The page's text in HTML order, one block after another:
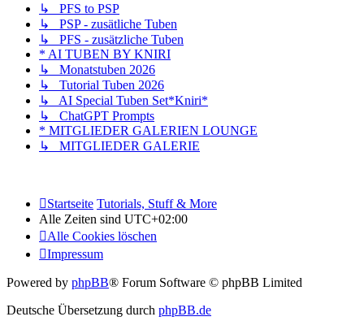
↳ PFS to PSP
↳ PSP - zusätliche Tuben
↳ PFS - zusätzliche Tuben
* AI TUBEN BY KNIRI
↳ Monatstuben 2026
↳ Tutorial Tuben 2026
↳ AI Special Tuben Set*Kniri*
↳ ChatGPT Prompts
* MITGLIEDER GALERIEN LOUNGE
↳ MITGLIEDER GALERIE
Startseite Tutorials, Stuff & More
Alle Zeiten sind UTC+02:00
Alle Cookies löschen
Impressum
Powered by phpBB® Forum Software © phpBB Limited
Deutsche Übersetzung durch phpBB.de